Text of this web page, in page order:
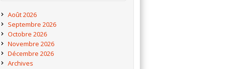
Août 2026
Septembre 2026
Octobre 2026
Novembre 2026
Décembre 2026
Archives